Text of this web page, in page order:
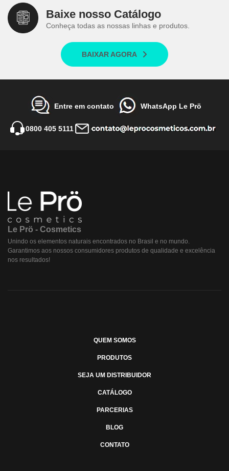
Baixe nosso Catálogo
Conheça todas as nossas linhas e produtos.
BAIXAR AGORA
Entre em contato WhatsApp Le Prö
0800 405 5111
Le Prö - Cosmetics
Unindo os elementos naturais encontrados no Brasil e no mundo.
Garantimos aos nossos consumidores produtos de qualidade e excelência
nos resultados!
QUEM SOMOS
PRODUTOS
SEJA UM DISTRIBUIDOR
CATÁLOGO
PARCERIAS
BLOG
CONTATO